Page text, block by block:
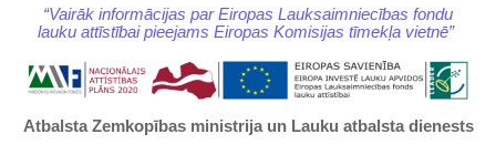
“Vairāk informācijas par Eiropas Lauksaimniecības fondu
lauku attīstībai pieejams Eiropas Komisijas tīmekļa vietnē”
Atbalsta Zemkopības ministrija un Lauku atbalsta dienests